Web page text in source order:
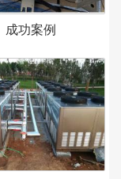
成功案例